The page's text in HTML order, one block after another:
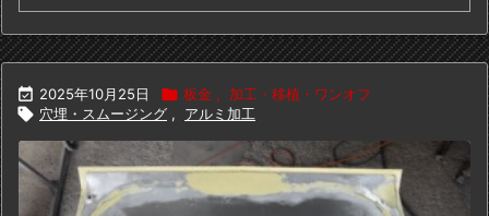
 2025年10月25日  板金 , 加工・移植・ワンオフ
 穴埋・スムージング , アルミ加工